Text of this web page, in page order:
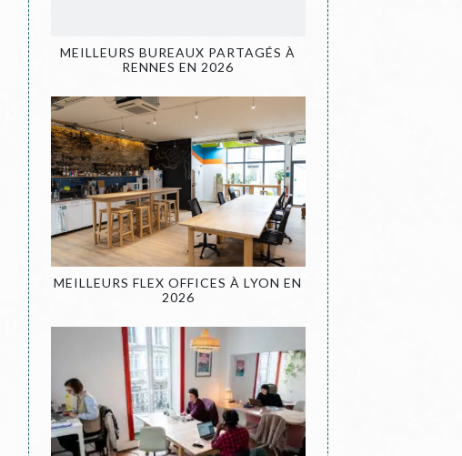
MEILLEURS BUREAUX PARTAGÉS À
RENNES EN 2026
MEILLEURS FLEX OFFICES À LYON EN
2026